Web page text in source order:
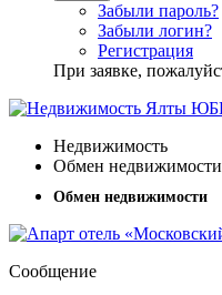
Забыли пароль?
Забыли логин?
Регистрация
При заявке,
Недвижимость
Обмен недвижимости
Обмен недвижимости
Сообщение